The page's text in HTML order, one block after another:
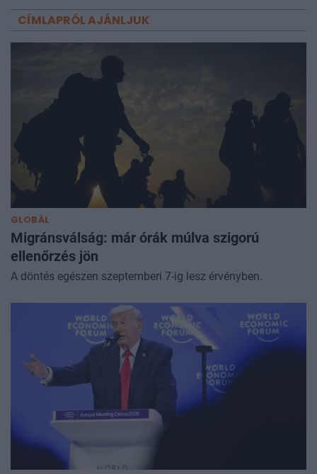
CÍMLAPRÓL AJÁNLJUK
GLOBÁL
Migránsválság: már órák múlva szigorú
ellenőrzés jön
A döntés egészen szeptemberi 7-ig lesz érvényben.